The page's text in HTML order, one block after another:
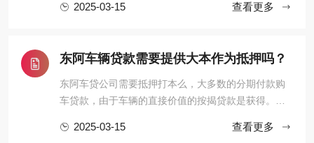
车抵贷非常方便，而且只要是能够找到专业东阿车抵
哪些?不过只要是贷款肯定还 ...
2025-03-15 查看更多
东阿车辆贷款需要提供大本作为抵押吗？
东阿车贷公司需要抵押打本么，大多数的分期付款购
车贷款，由于车辆的直接价值的按揭贷款是获得。有
态，你可以选择信用贷款不需要抵押大本。大多数情
2025-03-15 查看更多